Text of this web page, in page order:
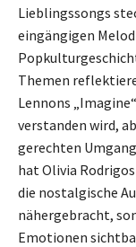
Lieblingssongs
eingängigen
Themen
Lennons
verstanden wird,
gerechten
hat Olivia
die nostalgische
nähergebracht,
Emotionen